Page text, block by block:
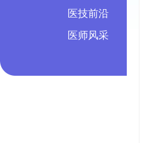
医技前沿
医师风采